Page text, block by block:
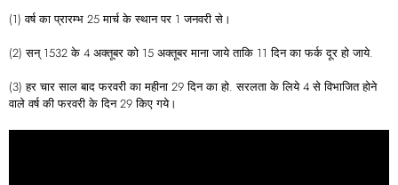
(1) वर्ष का प्रारम्भ 25 मार्च के स्थान पर 1 जनवरी से।
(2) सन्‌ 1532 के 4 अक्तूबर को 15 अक्तूबर माना जाये ताकि 11 दिन का फर्क दूर हो जाये.
(3) हर चार साल बाद फरवरी का महीना 29 दिन का हो. सरलता के लिये 4 से विभाजित होने
वाले वर्ष की फरवरी के दिन 29 किए गये।